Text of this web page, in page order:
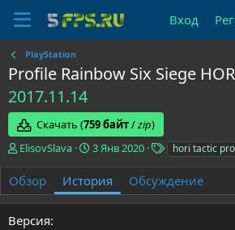
Вход
PlayStation
Profile Rainbow Six Siege
2017.11.14
Скачать (759 байт/zip)
А
т
о
р
ElisovSlava
Д
т
а
с
3 Янв 2020
г
и
hori tactic pro
Обзор История Обсуждение